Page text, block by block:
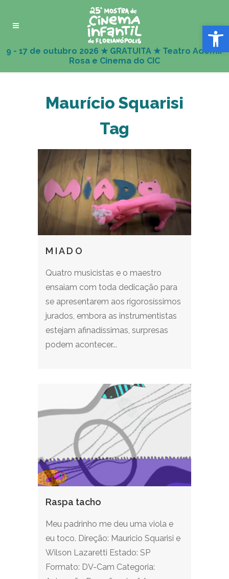
Abrir
Maurício Squarisi
Tag
M I A D O
Quatro musicistas e o maestro
ensaiam com toda dedicação para
se apresentarem aos rigorosíssimos
jurados, embora as instrumentistas
estejam afinadíssimas, surpresas
podem acontecer...
Raspa tacho
Meu padrinho me deu uma viola e
eu toco. Direção: Mauricio Squarisi e
Wilson Lazaretti Estado: SP
Formato: DV-Cam Categoria: